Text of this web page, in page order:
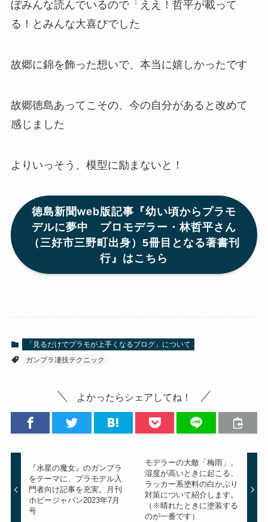
ぼみんな読んでいるので「ええ！哲平が載って
る！とみんな大喜びでした
故郷に錦を飾った想いで、本当に嬉しかったです
故郷徳島あってこその、今の自分があると改めて
感じました
よりいっそう、模型に励まないと！
徳島新聞web版記事『幼い頃からプラモ
デルに夢中 プロモデラー・林哲平さん
（三好市三野町出身）5冊目となる著書刊
行』はこちら
「見るだけでプラモが上手くなるブログ」について
ガンプラ凄技テクニック
よかったらシェアしてね！
『水星の魔女』のガンプラ
をテーマに、プラモデル入
門者向け記事を充実。月刊
ホビージャパン2023年7月
号
モデラーの大敵「梅雨」。
湿度が高いときに起こる、
ラッカー系塗料の白かぶり
対策について紹介します。
（※晴れたときに塗装する
のが一番です）